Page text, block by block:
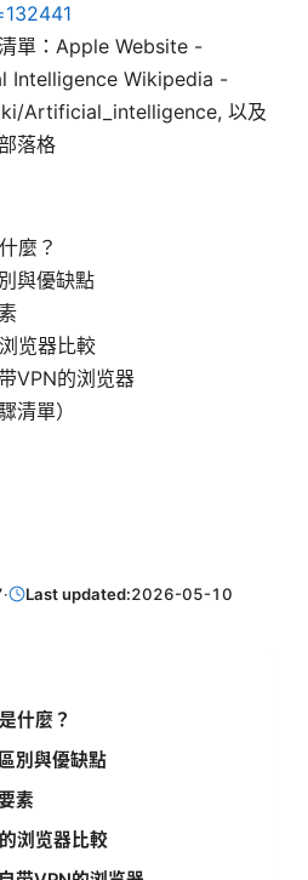
單：Apple Website -
Intelligence Wikipedia -
Artificial_intelligence, 以及
落格
麼？
與優缺點
览器比較
VPN的浏览器
清單）
· Last updated:2026-05-10
什麼？
別與優缺點
素
浏览器比較